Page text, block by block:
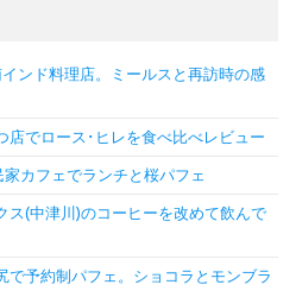
ンド料理店。ミールスと再訪時の感
店でロース･ヒレを食べ比べレビュー
家カフェでランチと桜パフェ
ス(中津川)のコーヒーを改めて飲んで
で予約制パフェ。ショコラとモンブラ